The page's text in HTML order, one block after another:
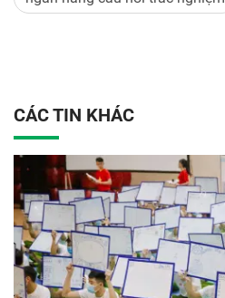
CÁC TIN KHÁC